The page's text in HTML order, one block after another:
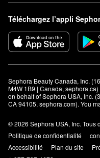
Téléchargez l’appli
Sephora Beauty Canada, Inc.
M4W 1B9 | Canada,
on behalf of Sephora USA, Inc.
CA 94105, sephora.com). You
© 2026 Sephora USA, Inc. Tous
Politique de confidentialité
Accessibilité
Plan du site